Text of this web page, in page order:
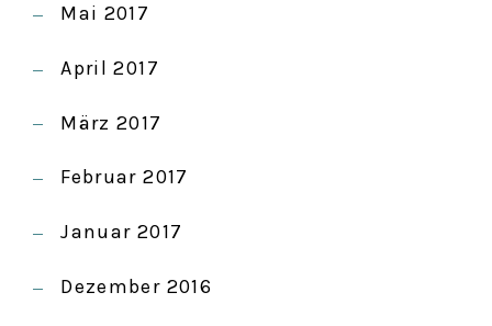
Mai 2017
April 2017
März 2017
Februar 2017
Januar 2017
Dezember 2016